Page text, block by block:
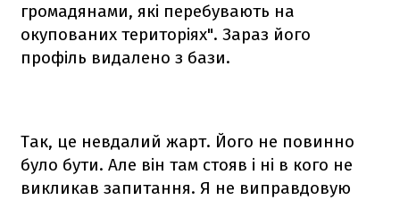
громадянами, які перебувають на
окупованих територіях". Зараз його
профіль видалено з бази.
Так, це невдалий жарт. Його не повинно
було бути. Але він там стояв і ні в кого не
викликав запитання. Я не виправдовую